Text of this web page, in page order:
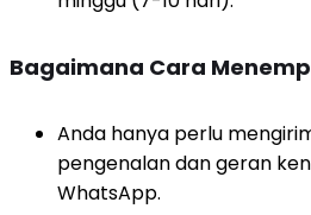
Bagaimana Cara
Anda hanya perlu
pengenalan dan geran
WhatsApp.